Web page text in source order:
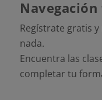
Regístrate gratis
nada.
Encuentra las
completar tu